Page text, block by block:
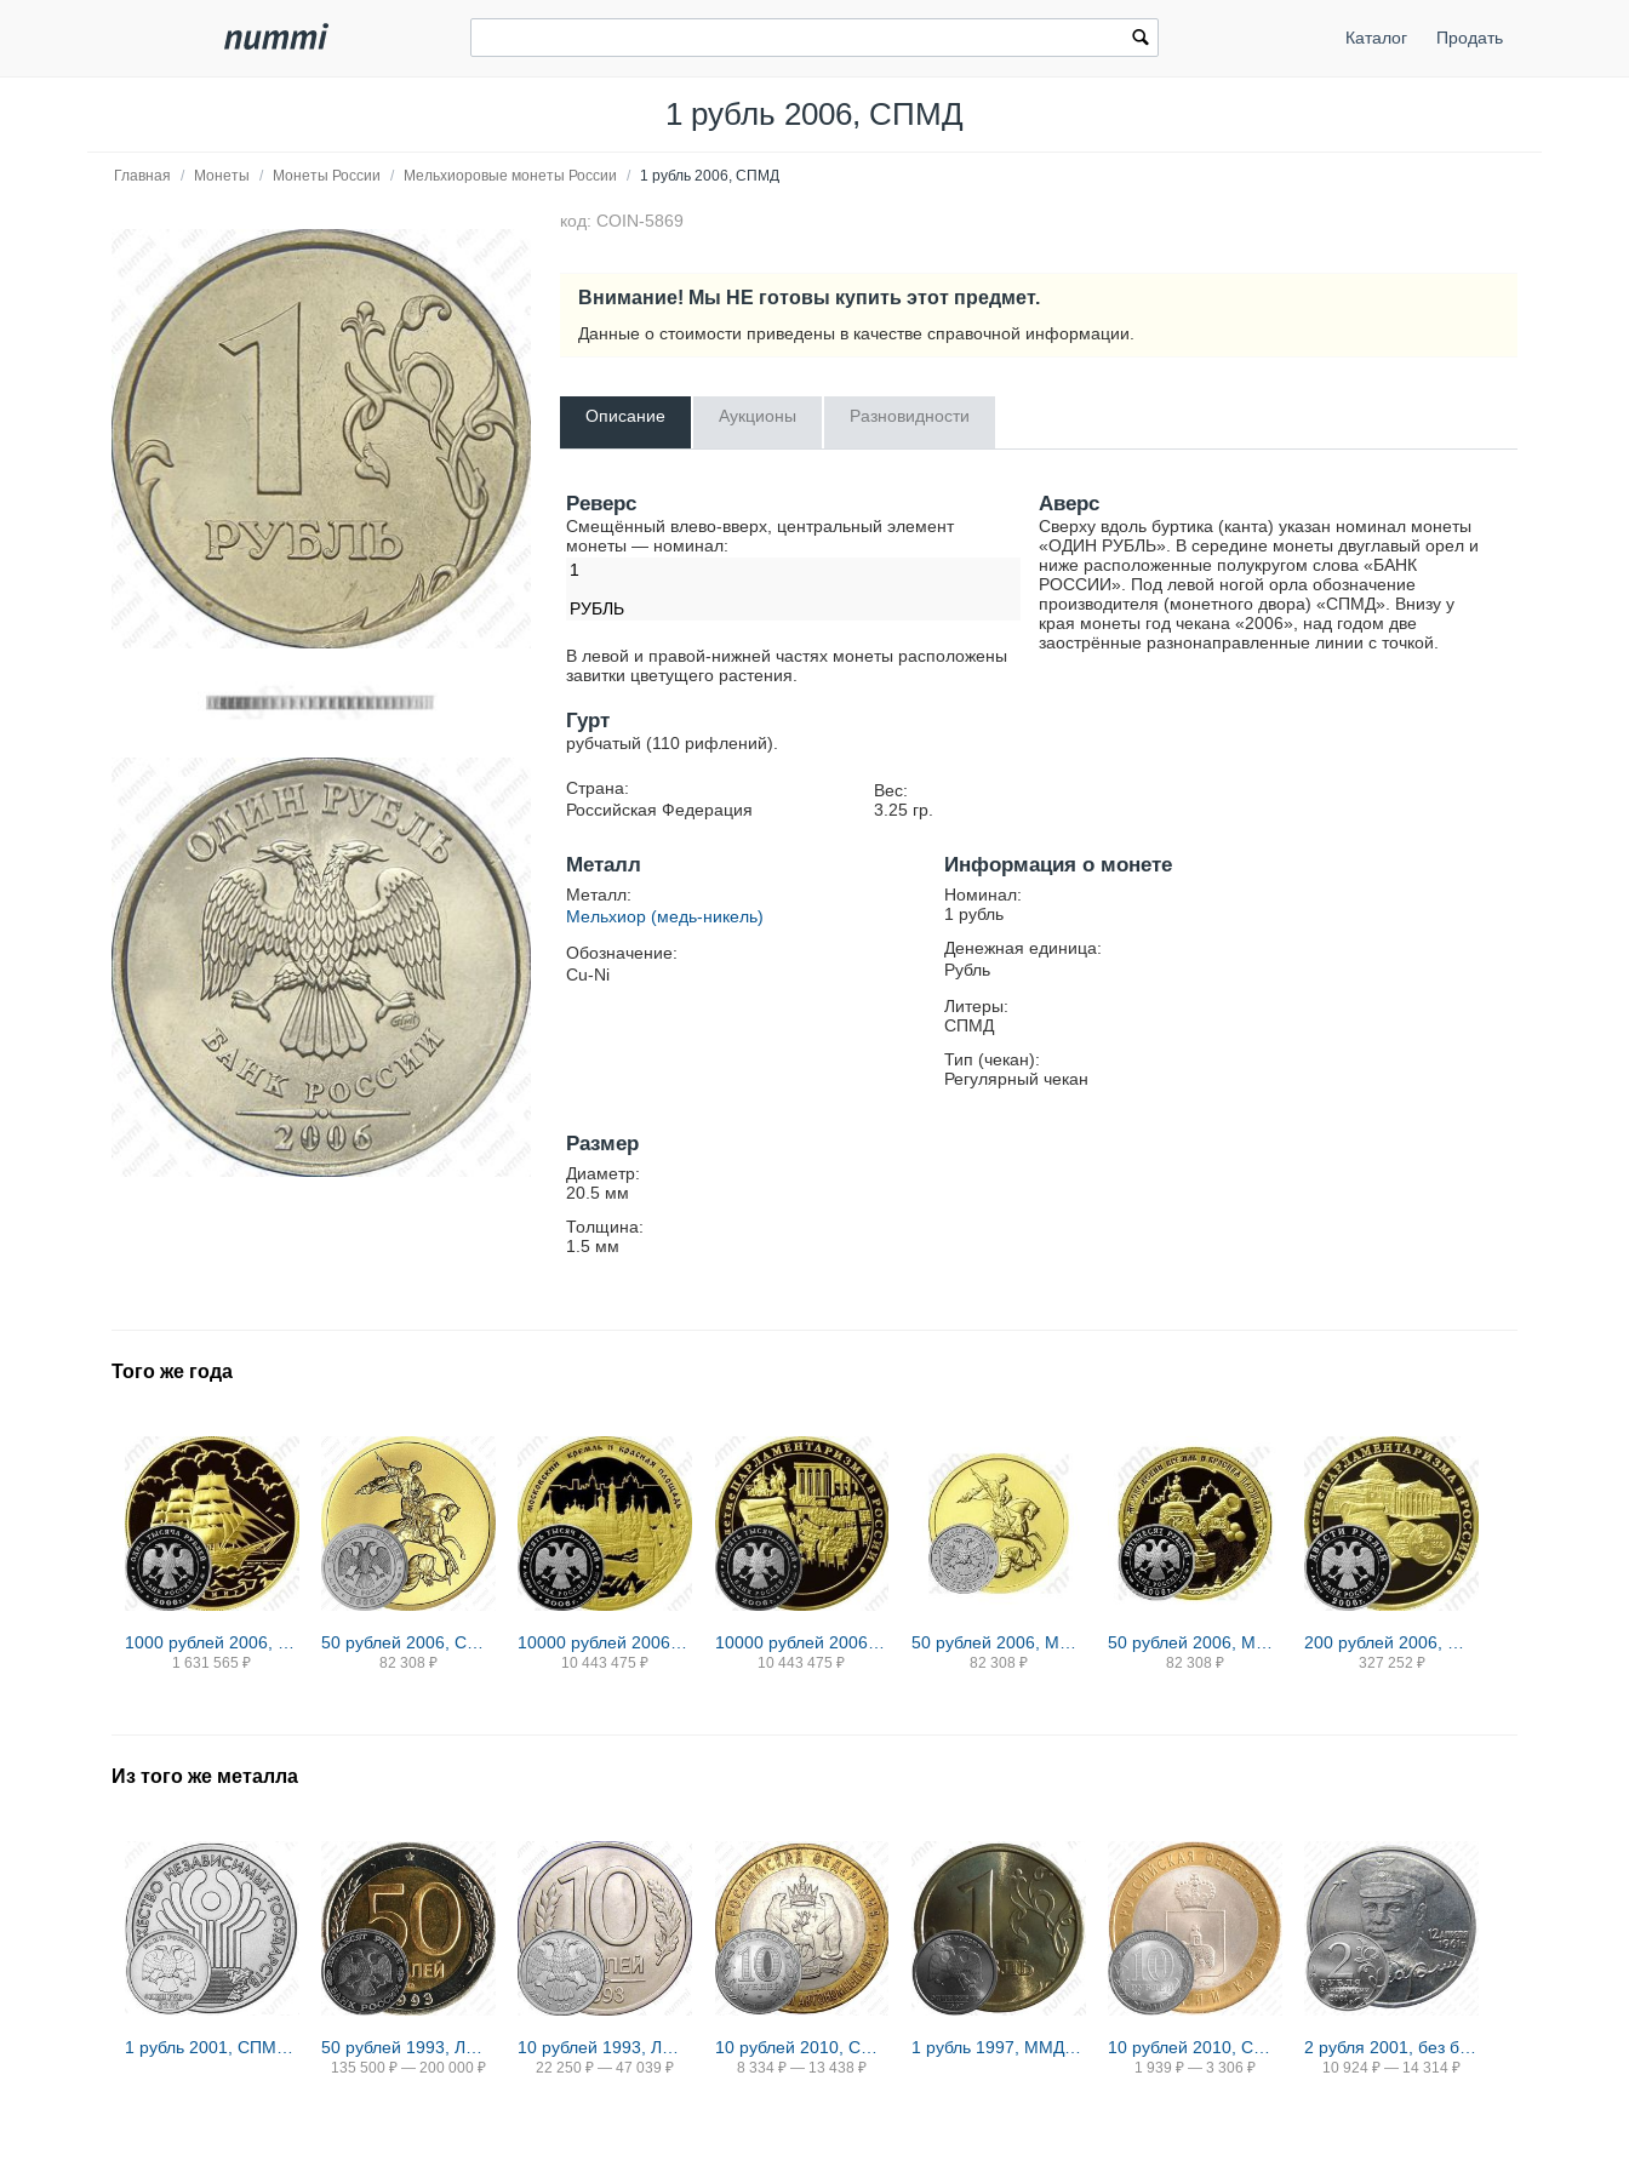
Каталог Продать
1 рубль 2006, СПМД
Главная / Монеты / Монеты России / Мельхиоровые монеты России / 1 рубль 2006, СПМД
код: COIN-5869
Внимание! Мы НЕ готовы купить этот предмет.
Данные о стоимости приведены в качестве справочной информации.
Описание Аукционы Разновидности
Реверс
Смещённый влево-вверх, центральный элемент
монеты — номинал:
1
РУБЛЬ
В левой и правой-нижней частях монеты расположены
завитки цветущего растения.
Аверс
Сверху вдоль буртика (канта) указан номинал монеты
«ОДИН РУБЛЬ». В середине монеты двуглавый орел и
ниже расположенные полукругом слова «БАНК
РОССИИ». Под левой ногой орла обозначение
производителя (монетного двора) «СПМД». Внизу у
края монеты год чекана «2006», над годом две
заострённые разнонаправленные линии с точкой.
Гурт
рубчатый (110 рифлений).
Страна:
Российская Федерация
Вес:
3.25гр.
Металл
Металл:
Мельхиор (медь-никель)
Обозначение:
Cu-Ni
Информация о монете
Номинал:
1 рубль
Денежная единица:
Рубль
Литеры:
СПМД
Тип (чекан):
Регулярный чекан
Размер
Диаметр:
20.5 мм
Толщина:
1.5 мм
Того же года
1 631 565 ₽ 82 308 ₽ 10 443 475 ₽
10000 рублей 2006, ММД, парламентаризм Proof
10 443 475 ₽ 82 308 ₽ 82 308 ₽ 327 252 ₽
Из того же металла
135 500 ₽ — 200 000 ₽ 22 250 ₽ — 47 039 ₽
10 рублей 2010, СПМД, ЯНАО
8 334 ₽ — 13 438 ₽
1 рубль 1997, ММД, широкий кант
1 939 ₽ — 3 306 ₽ 10 924 ₽ — 14 314 ₽